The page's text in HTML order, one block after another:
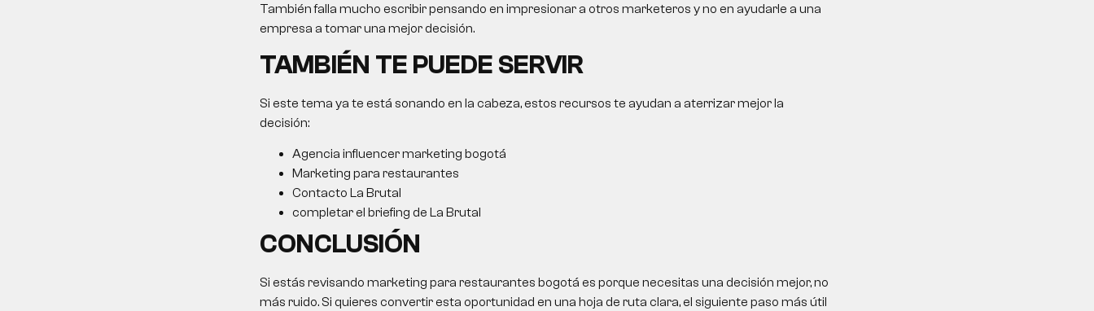
También falla mucho escribir pensando en impresionar a otros marketeros y no en ayudarle a una
empresa a tomar una mejor decisión.
TAMBIÉN TE PUEDE SERVIR
Si este tema ya te está sonando en la cabeza, estos recursos te ayudan a aterrizar mejor la
decisión:
Agencia influencer marketing bogotá
Marketing para restaurantes
Contacto La Brutal
completar el briefing de La Brutal
CONCLUSIÓN
Si estás revisando marketing para restaurantes bogotá es porque necesitas una decisión mejor, no
más ruido. Si quieres convertir esta oportunidad en una hoja de ruta clara, el siguiente paso más útil